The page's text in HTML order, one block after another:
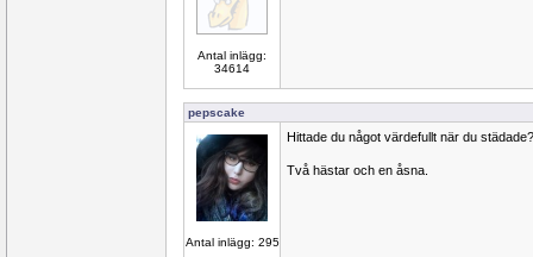
Antal inlägg:
34614
pepscake
Antal inlägg: 295
Hittade du något värdefullt när du städade?
Två hästar och en åsna.